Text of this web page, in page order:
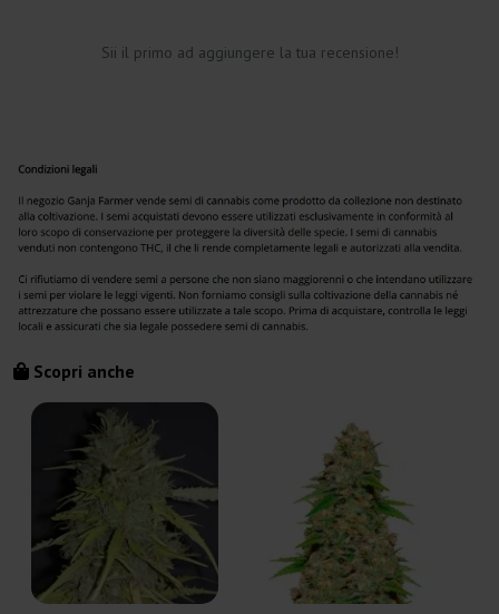
Sii il primo ad aggiungere la tua recensione!
Scopri anche